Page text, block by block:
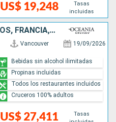
US$ 19,248
Tasas
incluidas
CANADÁ, ESTADOS UNIDOS, FRANCIA, ILES COOK, FIDJI (ISLAS), VANUATU, AUSTRALIA, INDONESIA
Vancouver 19/09/2026
US$ 27,411
Tasas
Bebidas sin alcohol ilimitadas
Propinas incluidas
Todos los restaurantes incluidos
Cruceros 100% adultos